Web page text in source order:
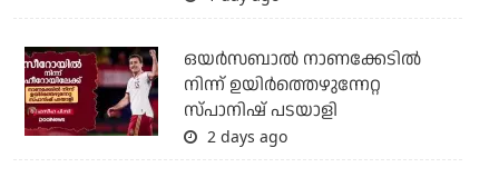
ഒയര്‍സബാൽ നാണക്കേടിൽ
നിന്ന് ഉയിർത്തെഴുന്നേറ്റ
സ്പാനിഷ് പടയാളി
2 days ago